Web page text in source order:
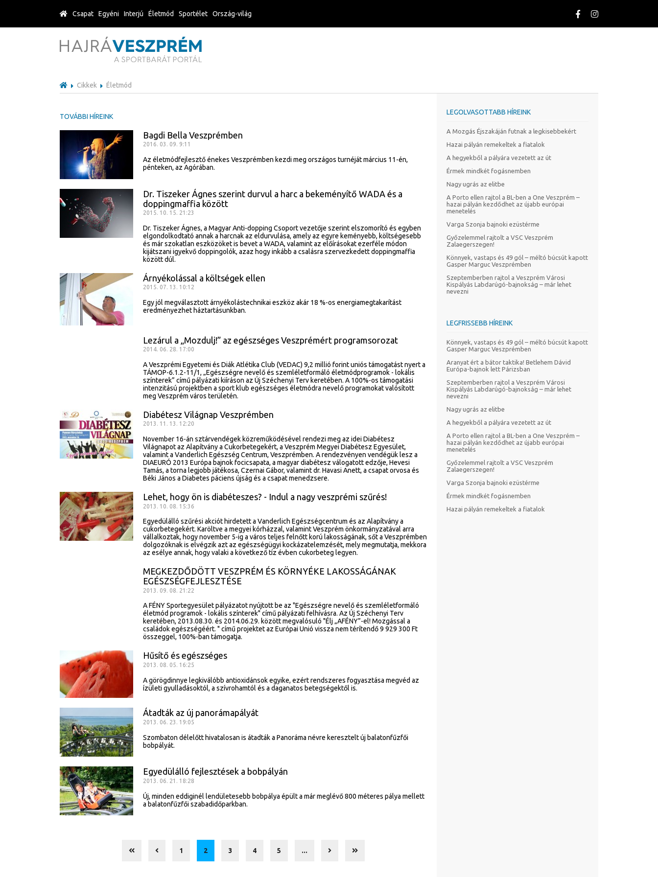
Cikkek Életmód
TOVÁBBI HÍREINK
Bagdi Bella Veszprémben
2016. 03. 09. 9:11
Az életmódfejlesztő énekes Veszprémben kezdi meg országos turnéját március 11-én,
pénteken, az Agórában.
Dr. Tiszeker Ágnes szerint durvul a harc a bekeményítő WADA és a
doppingmaffia között
2015. 10. 15. 21:23
Dr. Tiszeker Ágnes, a Magyar Anti-dopping Csoport vezetője szerint elszomorító és egyben
elgondolkodtató annak a harcnak az eldurvulása, amely az egyre keményebb, költségesebb
és már szokatlan eszközöket is bevet a WADA, valamint az előírásokat ezerféle módon
kijátszani igyekvő doppingolók, azaz hogy inkább a csalásra szervezkedett doppingmaffia
között dúl.
Árnyékolással a költségek ellen
2015. 07. 13. 10:12
Egy jól megválasztott árnyékolástechnikai eszköz akár 18 %-os energiamegtakarítást
eredményezhet háztartásunkban.
Lezárul a „Mozdulj!” az egészséges Veszprémért programsorozat
2014. 06. 28. 17:00
A Veszprémi Egyetemi és Diák Atlétika Club (VEDAC) 9,2 millió forint uniós támogatást nyert a
TÁMOP-6.1.2-11/1, „Egészségre nevelő és szemléletformáló életmódprogramok - lokális
színterek” című pályázati kiíráson az Új Széchenyi Terv keretében. A 100%-os támogatási
intenzitású projektben a sport klub egészséges életmódra nevelő programokat valósított
meg Veszprém város területén.
Diabétesz Világnap Veszprémben
2013. 11. 13. 12:20
November 16-án sztárvendégek közreműködésével rendezi meg az idei Diabétesz
Világnapot az Alapítvány a Cukorbetegekért, a Veszprém Megyei Diabétesz Egyesület,
valamint a Vanderlich Egészség Centrum, Veszprémben. A rendezvényen vendégük lesz a
DIAEURÓ 2013 Európa bajnok focicsapata, a magyar diabétesz válogatott edzője, Hevesi
Tamás, a torna legjobb játékosa, Czernai Gábor, valamint dr. Havasi Anett, a csapat orvosa és
Béki János a Diabetes páciens újság és a csapat menedzsere.
Lehet, hogy ön is diabéteszes? - Indul a nagy veszprémi szűrés!
2013. 10. 08. 15:36
Egyedülálló szűrési akciót hirdetett a Vanderlich Egészségcentrum és az Alapítvány a
cukorbetegekért. Karöltve a megyei kórházzal, valamint Veszprém önkormányzatával arra
vállalkoztak, hogy november 5-ig a város teljes felnőtt korú lakosságának, sőt a Veszprémben
dolgozóknak is elvégzik azt az egészségügyi kockázatelemzését, mely megmutatja, mekkora
az esélye annak, hogy valaki a következő tíz évben cukorbeteg legyen.
MEGKEZDŐDÖTT VESZPRÉM ÉS KÖRNYÉKE LAKOSSÁGÁNAK
EGÉSZSÉGFEJLESZTÉSE
2013. 09. 08. 21:22
A FÉNY Sportegyesület pályázatot nyújtott be az "Egészségre nevelő és szemléletformáló
életmód programok - lokális színterek" című pályázati felhívásra. Az Új Széchenyi Terv
keretében, 2013.08.30. és 2014.06.29. között megvalósuló "Élj „AFÉNY”-el! Mozgással a
családok egészségéért. " című projektet az Európai Unió vissza nem térítendő 9 929 300 Ft
összeggel, 100%-ban támogatja.
Hűsítő és egészséges
2013. 08. 05. 16:25
A görögdinnye legkiválóbb antioxidánsok egyike, ezért rendszeres fogyasztása megvéd az
ízületi gyulladásoktól, a szívrohamtól és a daganatos betegségektől is.
Átadták az új panorámapályát
2013. 06. 23. 19:05
Szombaton délelőtt hivatalosan is átadták a Panoráma névre keresztelt új balatonfűzfői
bobpályát.
Egyedülálló fejlesztések a bobpályán
2013. 06. 21. 18:28
Új, minden eddiginél lendületesebb bobpálya épült a már meglévő 800 méteres pálya mellett
a balatonfűzfői szabadidőparkban.
1 2 3 4 5 ...
LEGOLVASOTTABB HÍREINK
A Mozgás Éjszakáján futnak a legkisebbekért
Hazai pályán remekeltek a fiatalok
A hegyekből a pályára vezetett az út
Érmek mindkét fogásnemben
Nagy ugrás az elitbe
A Porto ellen rajtol a BL-ben a One Veszprém –
hazai pályán kezdődhet az újabb európai
menetelés
Varga Szonja bajnoki ezüstérme
Győzelemmel rajtolt a VSC Veszprém
Zalaegerszegen!
Könnyek, vastaps és 49 gól – méltó búcsút kapott
Gasper Marguc Veszprémben
Szeptemberben rajtol a Veszprém Városi
Kispályás Labdarúgó-bajnokság – már lehet
nevezni
LEGFRISSEBB HÍREINK
Könnyek, vastaps és 49 gól – méltó búcsút kapott
Gasper Marguc Veszprémben
Aranyat ért a bátor taktika! Betlehem Dávid
Európa-bajnok lett Párizsban
Szeptemberben rajtol a Veszprém Városi
Kispályás Labdarúgó-bajnokság – már lehet
nevezni
Nagy ugrás az elitbe
A hegyekből a pályára vezetett az út
A Porto ellen rajtol a BL-ben a One Veszprém –
hazai pályán kezdődhet az újabb európai
menetelés
Győzelemmel rajtolt a VSC Veszprém
Zalaegerszegen!
Varga Szonja bajnoki ezüstérme
Érmek mindkét fogásnemben
Hazai pályán remekeltek a fiatalok
Csapat Egyéni Interjú Életmód Sportélet Ország-világ